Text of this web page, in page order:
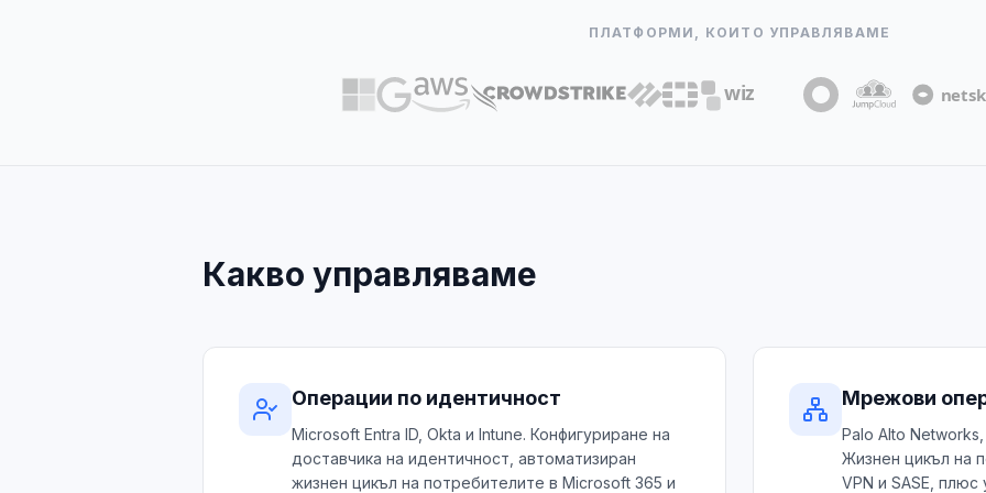
ПЛАТФОРМИ, КОИТО УПРАВЛЯВАМЕ
Какво управляваме
Операции по идентичност
Microsoft Entra ID, Okta и Intune. Конфигуриране на
доставчика на идентичност, автоматизиран
жизнен цикъл на потребителите в Microsoft 365 и
Мрежови
Palo Alto
Жизнен цикъл на
VPN и SASE, плюс